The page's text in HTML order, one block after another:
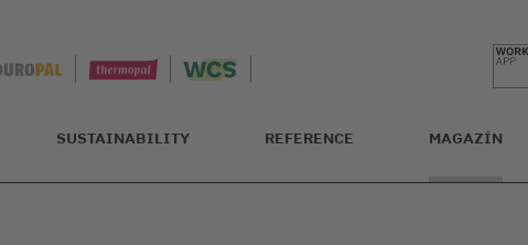
SUSTAINABILITY REFERENCE MAGAZÍN